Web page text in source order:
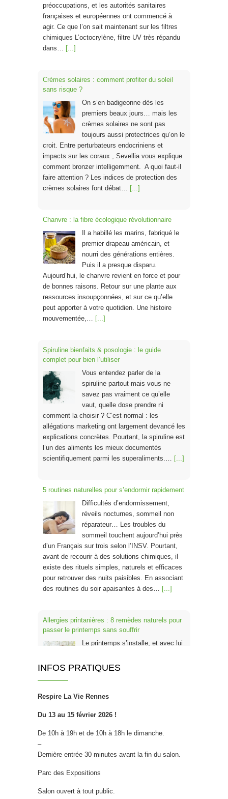
préoccupations, et les autorités sanitaires
françaises et européennes ont commencé à
agir. Ce que l’on sait maintenant sur les filtres
chimiques L’octocrylène, filtre UV très répandu
dans… [...]
Crèmes solaires : comment profiter du soleil
sans risque ?
On s’en badigeonne dès les
premiers beaux jours… mais les
crèmes solaires ne sont pas
toujours aussi protectrices qu’on le
croit. Entre perturbateurs endocriniens et
impacts sur les coraux , Sevellia vous explique
comment bronzer intelligemment. A quoi faut-il
faire attention ? Les indices de protection des
crèmes solaires font débat… [...]
Chanvre : la fibre écologique révolutionnaire
Il a habillé les marins, fabriqué le
premier drapeau américain, et
nourri des générations entières.
Puis il a presque disparu.
Aujourd’hui, le chanvre revient en force et pour
de bonnes raisons. Retour sur une plante aux
ressources insoupçonnées, et sur ce qu’elle
peut apporter à votre quotidien. Une histoire
mouvementée,… [...]
Spiruline bienfaits & posologie : le guide
complet pour bien l’utiliser
Vous entendez parler de la
spiruline partout mais vous ne
savez pas vraiment ce qu’elle
vaut, quelle dose prendre ni
comment la choisir ? C’est normal : les
allégations marketing ont largement devancé les
explications concrètes. Pourtant, la spiruline est
l’un des aliments les mieux documentés
scientifiquement parmi les superaliments.… [...]
5 routines naturelles pour s’endormir rapidement
Difficultés d’endormissement,
réveils nocturnes, sommeil non
réparateur… Les troubles du
sommeil touchent aujourd’hui près
d’un Français sur trois selon l’INSV. Pourtant,
avant de recourir à des solutions chimiques, il
existe des rituels simples, naturels et efficaces
pour retrouver des nuits paisibles. En associant
des routines du soir apaisantes à des… [...]
Allergies printanières : 8 remèdes naturels pour
passer le printemps sans souffrir
Le printemps s’installe, et avec lui
frênes, chênes et graminées. Pour
yeux qui piquent et fatigue inexpliquée. Bonne
permettent de réduire ces symptômes, parfois
dès les…[...]
petit‑déjeuner cet hiver
organisme est mis à rude épreuve
INFOS PRATIQUES
Respire La Vie Rennes
Du 13 au 15 février 2026 !
De 10h à 19h et de 10h à 18h le dimanche.
–
Dernière entrée 30 minutes avant la fin du salon.
Parc des Expositions
Salon ouvert à tout public.